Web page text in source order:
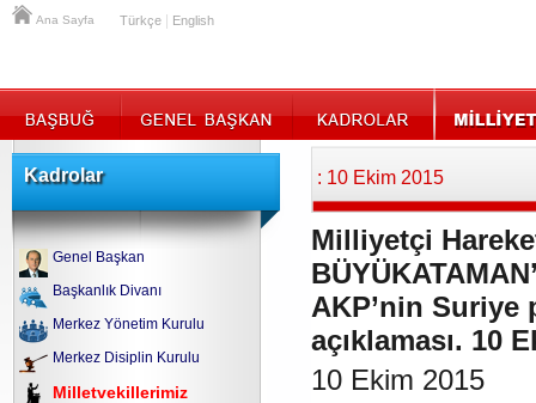
Ana Sayfa Türkçe English
Kadrolar
Genel Başkan
Başkanlık Divanı
Merkez Yönetim Kurulu
Merkez Disiplin Kurulu
Milletvekillerimiz
: 10 Ekim 2015
Milliyetçi
AKP’nin Suriye
açıklaması. 10
10 Ekim 2015